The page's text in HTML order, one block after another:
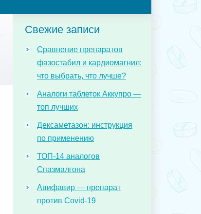
Свежие записи
Сравнение препаратов
фазостабил и кардиомагнил:
что выбрать, что лучше?
Аналоги таблеток Аккупро —
топ лучших
Дексаметазон: инструкция
по применению
ТОП-14 аналогов
Спазмалгона
Авифавир — препарат
против Covid-19